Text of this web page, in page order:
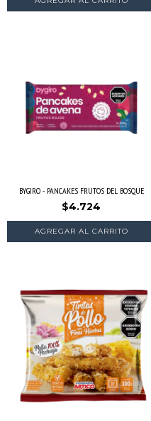
BYGIRO - PANCAKES FRUTOS DEL BOSQUE
$4.724